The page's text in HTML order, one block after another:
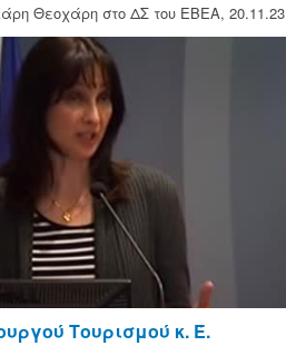
Θεοχάρη στο ΔΣ του ΕΒΕΑ, 20.11.23
Τουρισμού κ. Έ.